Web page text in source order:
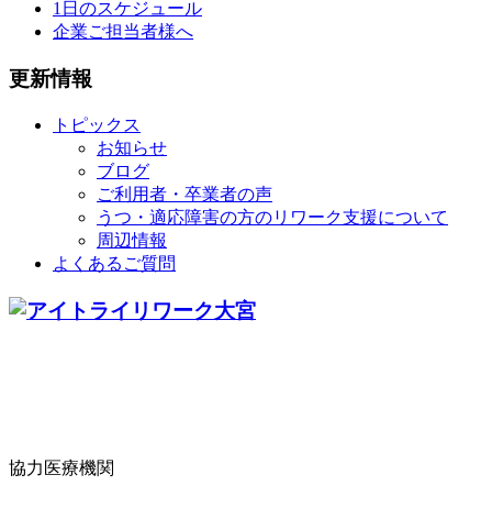
1日のスケジュール
企業ご担当者様へ
更新情報
トピックス
お知らせ
ブログ
ご利用者・卒業者の声
うつ・適応障害の方のリワーク支援について
周辺情報
よくあるご質問
協力医療機関